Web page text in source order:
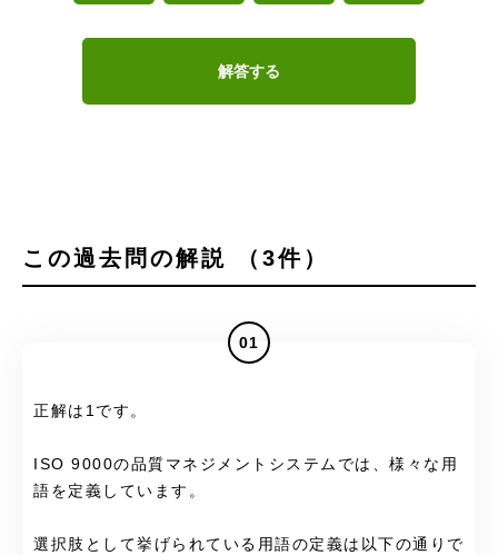
解答する
この過去問の解説 （3件）
01
正解は1です。
ISO 9000の品質マネジメントシステムでは、様々な用
語を定義しています。
選択肢として挙げられている用語の定義は以下の通りで